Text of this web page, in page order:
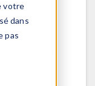
votre
dans
pas
et de